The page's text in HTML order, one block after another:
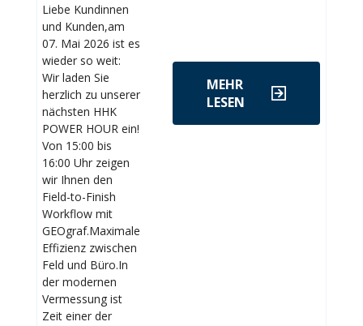
Liebe Kundinnen
und Kunden,am
07. Mai 2026 ist es
wieder so weit:
Wir laden Sie
herzlich zu unserer
nächsten HHK
POWER HOUR ein!
Von 15:00 bis
16:00 Uhr zeigen
wir Ihnen den
Field-to-Finish
Workflow mit
GEOgraf.Maximale
Effizienz zwischen
Feld und Büro.In
der modernen
Vermessung ist
Zeit einer der
MEHR
LESEN